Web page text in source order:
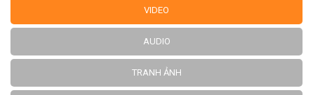
VIDEO
AUDIO
TRANH ẢNH